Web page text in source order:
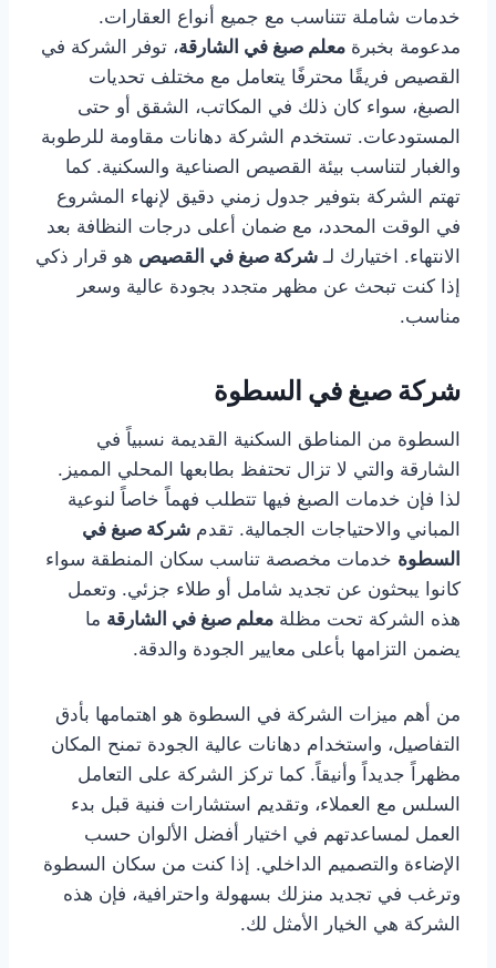
خدمات شاملة تتناسب مع جميع أنواع العقارات.
مدعومة بخبرة معلم صبغ في الشارقة، توفر الشركة في
القصيص فريقًا محترفًا يتعامل مع مختلف تحديات
الصبغ، سواء كان ذلك في المكاتب، الشقق أو حتى
المستودعات. تستخدم الشركة دهانات مقاومة للرطوبة
والغبار لتناسب بيئة القصيص الصناعية والسكنية. كما
تهتم الشركة بتوفير جدول زمني دقيق لإنهاء المشروع
في الوقت المحدد، مع ضمان أعلى درجات النظافة بعد
الانتهاء. اختيارك لـ شركة صبغ في القصيص هو قرار ذكي
إذا كنت تبحث عن مظهر متجدد بجودة عالية وسعر
مناسب.
شركة صبغ في السطوة
السطوة من المناطق السكنية القديمة نسبياً في
الشارقة والتي لا تزال تحتفظ بطابعها المحلي المميز.
لذا فإن خدمات الصبغ فيها تتطلب فهماً خاصاً لنوعية
المباني والاحتياجات الجمالية. تقدم شركة صبغ في
السطوة خدمات مخصصة تناسب سكان المنطقة سواء
كانوا يبحثون عن تجديد شامل أو طلاء جزئي. وتعمل
هذه الشركة تحت مظلة معلم صبغ في الشارقة ما
يضمن التزامها بأعلى معايير الجودة والدقة.
من أهم ميزات الشركة في السطوة هو اهتمامها بأدق
التفاصيل، واستخدام دهانات عالية الجودة تمنح المكان
مظهراً جديداً وأنيقاً. كما تركز الشركة على التعامل
السلس مع العملاء، وتقديم استشارات فنية قبل بدء
العمل لمساعدتهم في اختيار أفضل الألوان حسب
الإضاءة والتصميم الداخلي. إذا كنت من سكان السطوة
وترغب في تجديد منزلك بسهولة واحترافية، فإن هذه
الشركة هي الخيار الأمثل لك.